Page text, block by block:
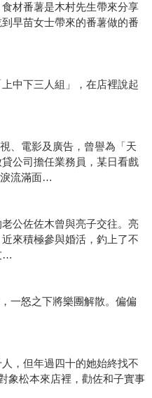
材番薯是木村先生帶來分享
早苗女士帶來的番薯做的番
中下三人組」，在店裡說起
、電影及廣告，曾譽為「天
公司擔任業務員，某日看戲
淚流滿面…
公佐佐木曾與亮子交往。亮
來積極參與婚活，釣上了不
…
一怒之下將樂團解散。偏偏
，但年過四十的她始終找不
象松本來店裡，勸佐和子實事